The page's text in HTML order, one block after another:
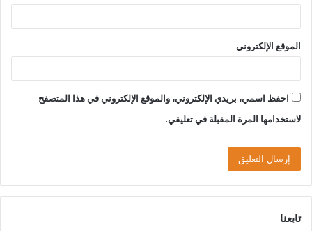
الموقع الإلكتروني
احفظ اسمي، بريدي الإلكتروني، والموقع الإلكتروني في هذا المتصفح
لاستخدامها المرة المقبلة في تعليقي.
تابعنا